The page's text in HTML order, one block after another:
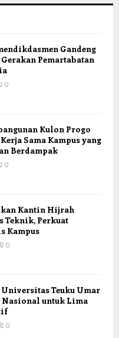
Gandeng
Pemartabatan
0
Kulon Progo
Sama Kampus yang
Berdampak
0
Kantin Hijrah
Teknik, Perkuat
Kampus
0
Teuku Umar
Nasional untuk Lima
0